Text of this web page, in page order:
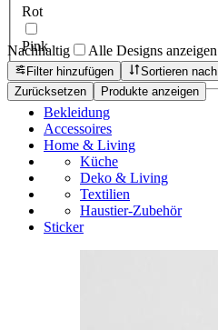
Rot
Pink
Zurücksetzen Produkte anzeigen
Nachhaltig Alle Designs anzeigen
Filter hinzufügen
Sortieren nach
Bekleidung
Accessoires
Home & Living
Küche
Deko & Living
Textilien
Haustier-Zubehör
Sticker